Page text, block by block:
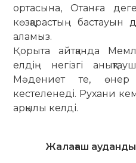
ортасына, Отанға
көзқарастың бастауын
аламыз.
Қорыта айтқанда
елдің негізгі
Мәдениет те,
кестеленеді. Рухани
арқылы келді.
Жалағаш